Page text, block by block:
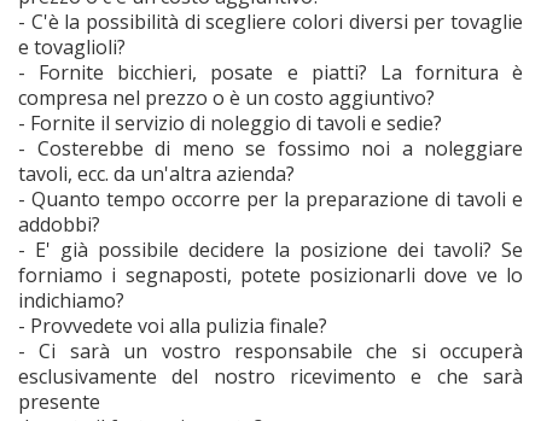
- C'è la possibilità di scegliere colori diversi per tovaglie
e tovaglioli?
- Fornite bicchieri, posate e piatti? La fornitura è
compresa nel prezzo o è un costo aggiuntivo?
- Fornite il servizio di noleggio di tavoli e sedie?
- Costerebbe di meno se fossimo noi a noleggiare
tavoli, ecc. da un'altra azienda?
- Quanto tempo occorre per la preparazione di tavoli e
addobbi?
- E' già possibile decidere la posizione dei tavoli? Se
forniamo i segnaposti, potete posizionarli dove ve lo
indichiamo?
- Provvedete voi alla pulizia finale?
- Ci sarà un vostro responsabile che si occuperà
esclusivamente del nostro ricevimento e che sarà
presente